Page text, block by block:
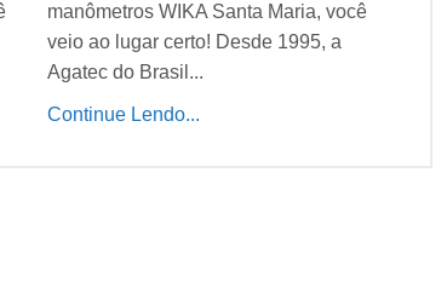
manômetros WIKA Santa Maria, você
veio ao lugar certo! Desde 1995, a
Agatec do Brasil...
Continue Lendo...